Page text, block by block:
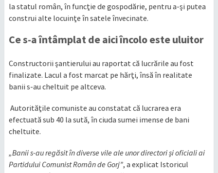
la statul român, în funcţie de gospodărie, pentru a-şi putea
construi alte locuinţe în satele învecinate.
Ce s-a întâmplat de aici încolo este uluitor
Constructorii şantierului au raportat că lucrările au fost
finalizate. Lacul a fost marcat pe hărţi, însă în realitate
banii s-au cheltuit pe altceva.
Autorităţile comuniste au constatat că lucrarea era
efectuată sub 40 la sută, în ciuda sumei imense de bani
cheltuite.
„Banii s-au regăsit în diverse vile ale unor directori şi oficiali ai
Partidului Comunist Român de Gorj”, a explicat Istoricul